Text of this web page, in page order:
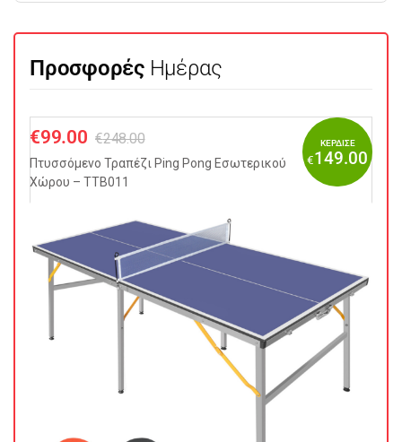
ΠροσφορέςΗμέρας
€99.00 €248.00
Πτυσσόμενo Τραπέζι Ping Pong Εσωτερικού
Χώρου – TTB011
ΚΕΡΔΙΣΕ
€149.00